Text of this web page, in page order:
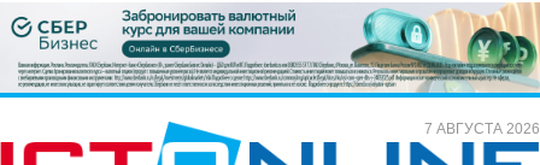
7 АВГУСТА 2026